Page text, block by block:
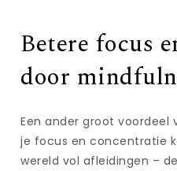
Betere focus
door
Een ander groot voordeel
je focus en concentratie
wereld vol afleidingen –